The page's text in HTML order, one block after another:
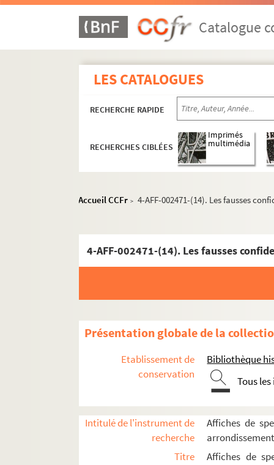
Catalogue
LES CATALOGUES
RECHERCHE RAPIDE
RECHERCHES CIBLÉES
Imprimés
multimédia
Accueil CCFr > 4-AFF-002471-(14). Les fausses
4-AFF-002471-(14). Les fausses
Présentation globale de la
Etablissement de
conservation
Bibliothèque
Tous
Intitulé de l'instrument de
recherche
Affiches de
Titre
Affiches de
Salle des fêtes de la mairie du 17e
Salle Wagram
Studio Hébertot. Petit Hébertot
Théâtre des Batignolles
Théâtre de l'Etoile
Théâtre des Folies-Wagram
Direction Jacques Hébertot (1940-
Direction Simone Valère et Jean
Direction Patrick Barroux (1976-1982)
Direction Félix Ascot (1988-2003)
Spectacles
4-AFF-002471-(02). L'atelier
4-AFF-002471-(03). Avec ou
4-AFF-002471-(05). Un cœur
4-AFF-002471-(06). Comédie
4-AFF-002471-(07). Contrebasse